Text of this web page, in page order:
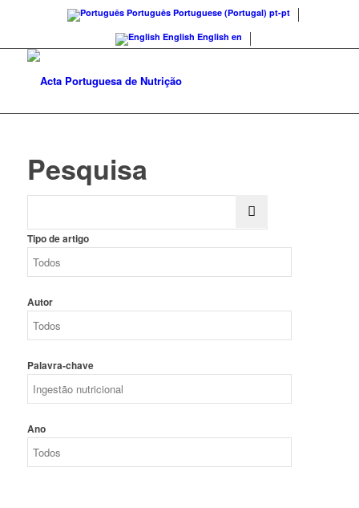
Português Portuguese (Portugal) pt-pt
English English en
Pesquisa
Tipo de artigo
Autor
Palavra-chave
Ano